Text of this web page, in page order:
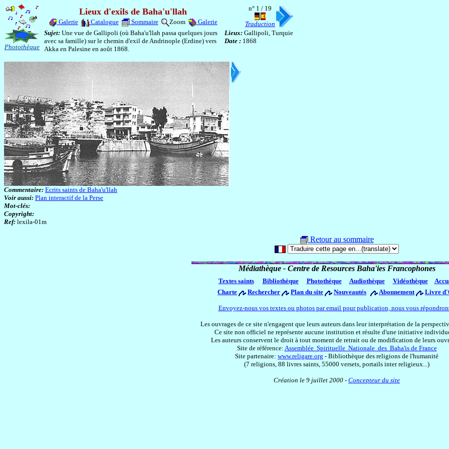
Photothèque
Lieux d'exils de Baha'u'llah
Galerie Catalogue Sommaire Zoom Galerie
n° 1 / 19
Traduction
Sujet: Une vue de Gallipoli (où Baha'u'llah passa quelques jours
avec sa famille) sur le chemin d'exil de Andrinople (Erdine) vers
Akka en Palesine en août 1868.
Lieux: Gallipoli, Turquie
Date : 1868
Commentaire: Ecrits saints de Baha'u'llah
Voir aussi: Plan interactif de la Perse
Mot-clés:
Copyright:
Ref: lexila-01m
Retour au sommaire
Médiathèque - Centre de Resources Baha'ies Francophones
Textes saints Bibliothèque Photothèque Audiothèque Vidéothèque
Charte
Rechercher Plan du site Nouveautés Abonnement Livre
Envoyez-nous vos textes ou photos par email pour publication, nous vous
Les ouvrages de ce site n'engagent que leurs auteurs dans leur interprétation de la
Ce site non officiel ne représente aucune institution et résulte d'une initiative
Les auteurs conservent le droit à tout moment de retrait ou de modification de leurs
Site de référence: Assemblée Spirituelle Nationale des Baha'is de France
Site partenaire: www.religare.org - Bibliothèque des religions de l'humanité
(7 religions, 88 livres saints, 55000 versets, portails inter religieux...)
Création le 9 juillet 2000 - Concepteur du site